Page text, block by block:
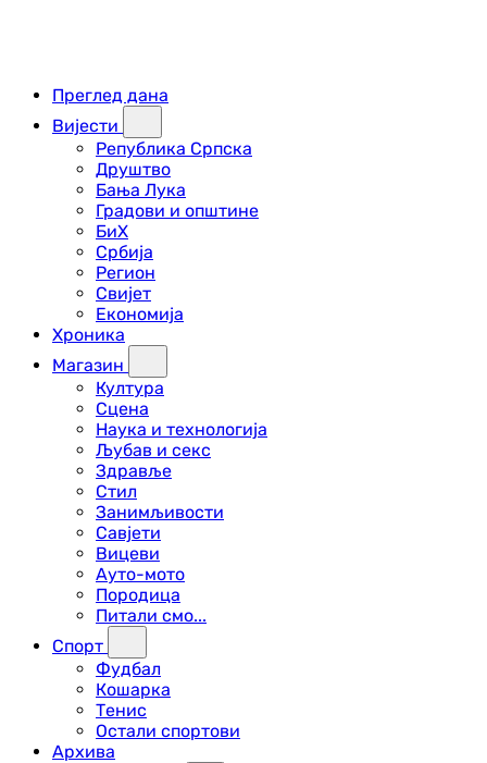
Преглед дана
Вијести
Република Српска
Друштво
Бања Лука
Градови и општине
БиХ
Србија
Регион
Свијет
Економија
Хроника
Магазин
Култура
Сцена
Наука и технологија
Љубав и секс
Здравље
Стил
Занимљивости
Савјети
Вицеви
Ауто-мото
Породица
Питали смо...
Спорт
Фудбал
Кошарка
Тенис
Остали спортови
Архива